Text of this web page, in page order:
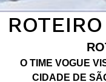
O TIME VOGUE
CIDADE DE